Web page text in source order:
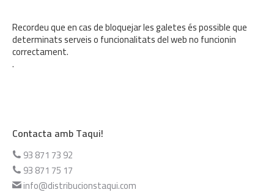
Recordeu que en cas de bloquejar les galetes és possible que
determinats serveis o funcionalitats del web no funcionin
correctament.
.
Contacta amb Taqui!
93 871 73 92
93 871 75 17
info@distribucionstaqui.com